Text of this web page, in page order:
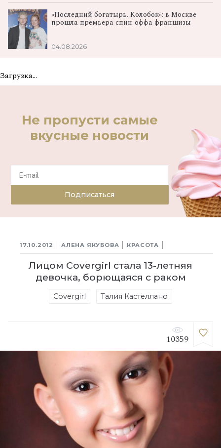
«Последний богатырь. Колобок»: в Москве
прошла премьера спин‑оффа франшизы
04.08.2026
Загрузка...
Не пропусти самые
вкусные новости
Подписаться
17.10.2012 АЛЕНА ЯКУБОВА КРАСОТА
Лицом Covergirl стала 13-летняя
девочка, борющаяся с раком
Covergirl Талия Кастеллано
10359